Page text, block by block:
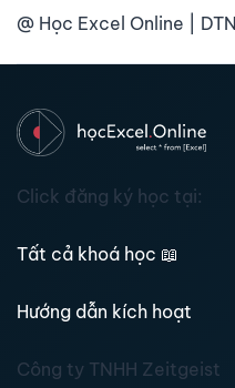
@ Học Excel Online |
Click đăng ký học tại:
Tất cả khoá học 📖
Hướng dẫn kích hoạt
Công ty TNHH Zeitgeist